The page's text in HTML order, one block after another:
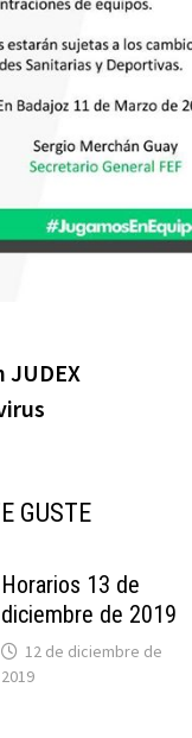
JUDEX
GUSTE
Horarios 13 de
diciembre de 2019
12 de diciembre de
2019